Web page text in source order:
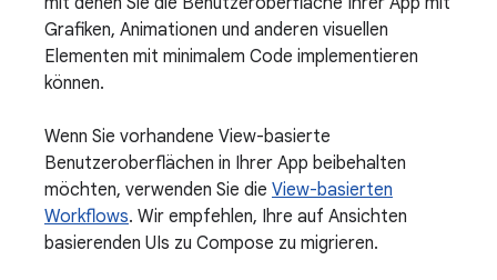
Grafiken, Animationen und anderen visuellen
Elementen mit minimalem Code implementieren
können.
Wenn Sie vorhandene View-basierte
Benutzeroberflächen in Ihrer App beibehalten
möchten, verwenden Sie die View-basierten
Workflows. Wir empfehlen, Ihre auf Ansichten
basierenden UIs zu Compose zu migrieren.